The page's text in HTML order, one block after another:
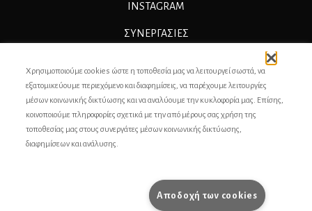
INSTAGRAM
ΣΥΝΕΡΓΑΣΊΕΣ
ΕΠΙΚΟΙΝΩΝΙΑ
ΣΥΝΤΕΛΕΣΤΕΣ
ΟΡΟΙ ΧΡΗΣΗΣ
Χρησιμοποιούμε cookies ώστε η τοποθεσία μας να λειτουργεί σωστά, να
εξατομικεύουμε περιεχόμενο και διαφημίσεις, να παρέχουμε λειτουργίες
μέσων κοινωνικής δικτύωσης και να αναλύουμε την κυκλοφορία μας. Επίσης,
κοινοποιούμε πληροφορίες σχετικά με την από μέρους σας χρήση της
τοποθεσίας μας στους συνεργάτες μέσων κοινωνικής δικτύωσης,
διαφημίσεων και ανάλυσης.
Αποδοχή των cookies